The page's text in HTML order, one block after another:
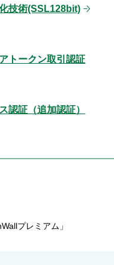
技術(SSL128bit)
トークン取引認証
認証（追加認証）
プレミアム」